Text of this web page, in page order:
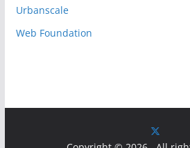
Urbanscale
Web Foundation